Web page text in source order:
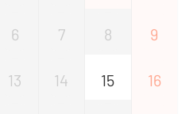
6 7 8 9
13 14 15 16